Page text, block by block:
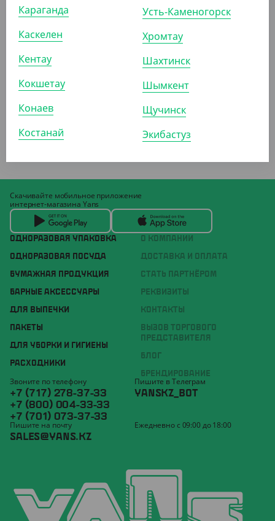
ОДНОРАЗОВАЯ УПАКОВКА
ОДНОРАЗОВАЯ ПОСУДА
БУМАЖНАЯ ПРОДУКЦИЯ
БАРНЫЕ АКСЕССУАРЫ
ДЛЯ ВЫПЕЧКИ
ПАКЕТЫ
ДЛЯ УБОРКИ И ГИГИЕНЫ
РАСХОДНИКИ
О КОМПАНИИ
ДОСТАВКА И ОПЛАТА
СТАТЬ ПАРТНЁРОМ
РЕКВИЗИТЫ
КОНТАКТЫ
ВЫЗОВ ТОРГОВОГО
ПРЕДСТАВИТЕЛЯ
БЛОГ
БРЕНДИРОВАНИЕ
Скачивайте мобильное приложение
интернет-магазина Yans
Звоните по телефону
+7 (717) 278-37-33
+7 (800) 004-33-33
+7 (701) 073-37-33
Пишите в Телеграм
YANSKZ_BOT
Пишите на почту
SALES@YANS.KZ
Ежедневно с 09:00 до 18:00
Караганда
Каскелен
Кентау
Кокшетау
Конаев
Костанай
Усть-Каменогорск
Хромтау
Шахтинск
Шымкент
Щучинск
Экибастуз